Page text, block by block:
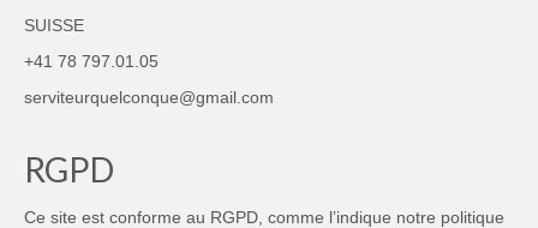
SUISSE
+41 78 797.01.05
serviteurquelconque@gmail.com
RGPD
Ce site est conforme au RGPD, comme l’indique notre politique